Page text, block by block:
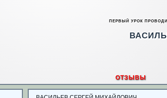
ПЕРВЫЙ УРОК
ОТЗЫВЫ